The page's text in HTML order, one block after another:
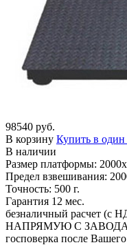
98540 руб.
В корзину Купить в один
В наличии
Размер платформы:
Предел взвешивания:
Точность: 500 г.
Гарантия 12 мес.
безналичный расчет (с
НАПРЯМУЮ С ЗАВОДА
госповерка после Вашего